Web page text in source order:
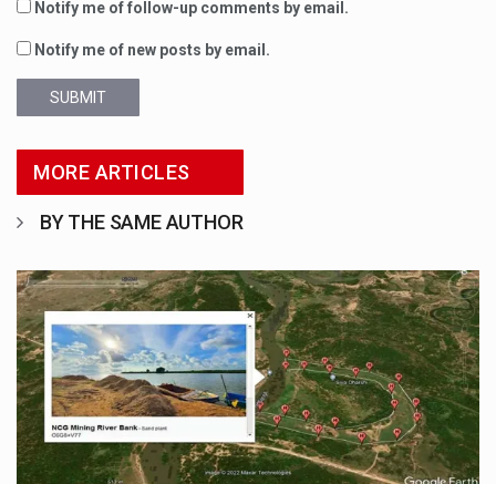
Notify me of follow-up comments by email.
Notify me of new posts by email.
SUBMIT
MORE ARTICLES
BY THE SAME AUTHOR